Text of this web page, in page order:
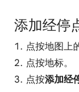
添加经停
点按地图上
点按地标。
点按添加经